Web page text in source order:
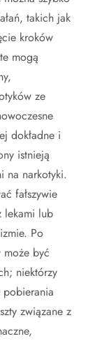
takich jak
kroków
mogą
ze
dokładne i
istnieją
na narkotyki.
fałszywie
lekami lub
Po
być
niektórzy
związane z